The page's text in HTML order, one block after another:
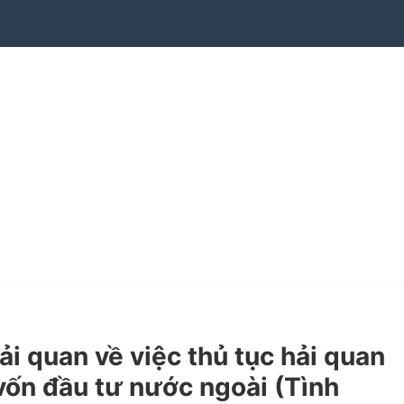
quan về việc thủ tục hải quan
đầu tư nước ngoài (Tình